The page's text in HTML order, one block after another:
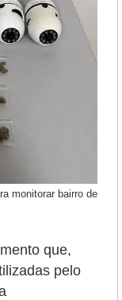
monitorar bairro de
que,
pelo